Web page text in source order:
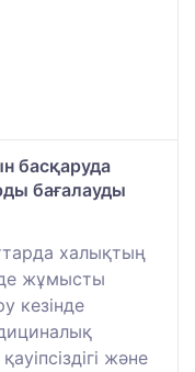
басқаруда
бағалауды
халықтың
жұмысты
кезінде
және